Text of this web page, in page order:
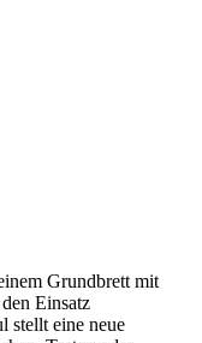
Grundbrett mit
Einsatz
stellt eine neue